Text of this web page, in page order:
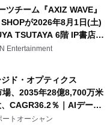
ツチーム『AXIZ WAVE』
が2026年8月1日(土)
TSUTAYA 6階 IP書店で
Entertainment
ド・オプティクス
場、2035年28億8,700万米
、CAGR36.2％｜AIデータ
速光通信需要が成長を加
トオーシャン